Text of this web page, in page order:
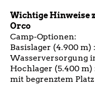
Wichtige Hinweise
Orco
Camp-Optionen:
Basislager (4.900
Wasserversorgung
Hochlager (5.400
mit begrenztem Platz